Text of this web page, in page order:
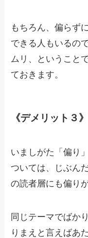
もちろん、偏らず
できる人もいるの
ムリ、ということ
ておきます。
《デメリット３
いましがた「偏り
ついては、じぶん
の読者層にも偏り
同じテーマでばか
りまえと言えばあ